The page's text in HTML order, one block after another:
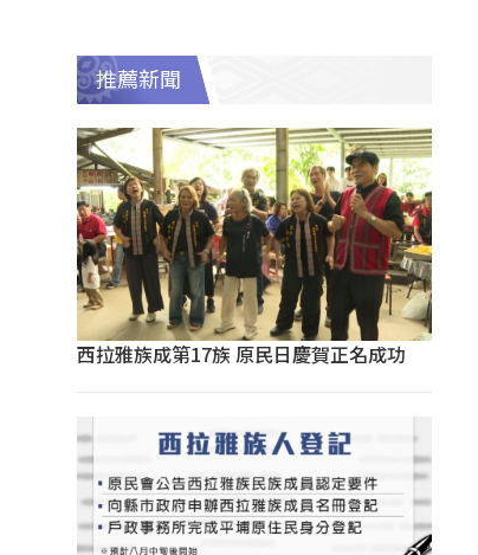
推薦新聞
西拉雅族成第17族 原民日慶賀正名成功